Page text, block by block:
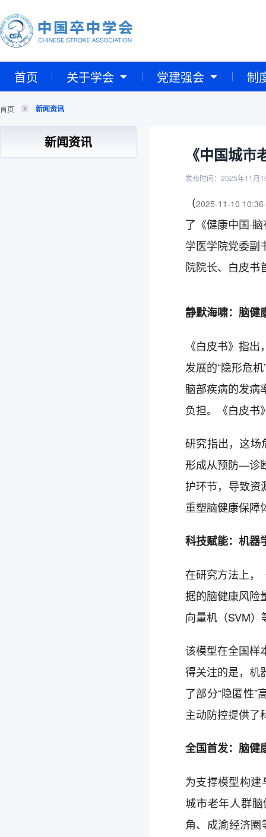
首页 关于学会 党建强会 制
首页 新闻资讯
新闻资讯
《中国城
发布时间：2025年11月
（2025-11-10 10:36·
了《健康中国·
学医学院党委副
院院长、白皮书
静默海啸：脑健
《白皮书》指
发展的“隐形危
脑部疾病的发病
负担。《白皮书
研究指出，这场
形成从预防—诊
护环节，导致资
重塑脑健康保障
科技赋能：机器
在研究方法上，
据的脑健康风险
向量机（SVM
该模型在全国样
得关注的是，机
了部分“隐匿性”
主动防控提供了
全国首发：脑健
为支撑模型构
城市老年人群
角、成渝经济